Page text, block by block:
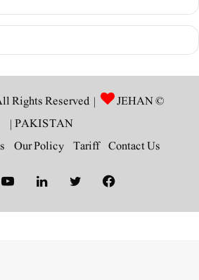
© Copyright 2026, All Rights Reserved |
JEHAN
PAKISTAN
|
Contact Us
Tariff
Our Policy
Facebook
Twitter
LinkedIn